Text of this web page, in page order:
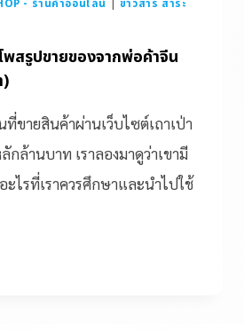
- ร้านค้าออนไลน์ | ข่าวสาร สาระ
สรูปขายของจากพ่อค้าจีน
ขายสินค้าผ่านเว็บไซต์เถาเป่า
กล้านบาท เราลองมาดูว่าเขามี
ไรที่เราควรศึกษาและนำไปใช้